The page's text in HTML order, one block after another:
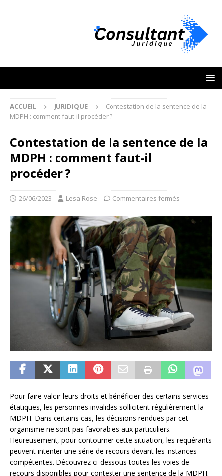
ACCUEIL JURIDIQUE
Contestation de la sentence de la
MDPH : comment faut-il procéder ?
Contestation de la sentence de la
MDPH : comment faut-il
procéder ?
26/06/2023 Lesa Rose Commentaires fermés
Pour faire valoir leurs droits et bénéficier des certains services
étatiques, les personnes invalides sollicitent régulièrement la
MDPH. Dans certains cas, les décisions rendues par cet
organisme ne sont pas favorables aux particuliers.
Heureusement, pour contourner cette situation, les requérants
peuvent intenter une série de recours devant les instances
compétentes. Découvrez ci-dessous toutes les voies de
recours disponibles pour contester une sentence de la MDPH.